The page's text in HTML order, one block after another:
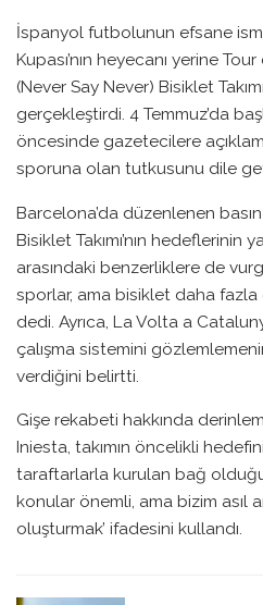
İspanyol futbolunun efsane
Kupası’nın heyecanı yerine
(Never Say Never) Bisiklet
gerçekleştirdi. 4 Temmuz’da
öncesinde gazetecilere
sporuna olan tutkusunu dile
Barcelona’da düzenlenen
Bisiklet Takımı’nın hedeflerinin
arasındaki benzerliklere de
sporlar, ama bisiklet daha fazla
dedi. Ayrıca, La Volta a
çalışma sistemini
verdiğini belirtti.
Gişe rekabeti hakkında
Iniesta, takımın öncelikli
taraftarlarla kurulan bağ
konular önemli, ama bizim asıl
oluşturmak’ ifadesini kullandı.